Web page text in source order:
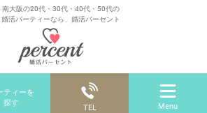
南大阪の20代・30代・40代・50代の
活パーティーなら、婚活パーセント
ティーを
探す
TEL Menu